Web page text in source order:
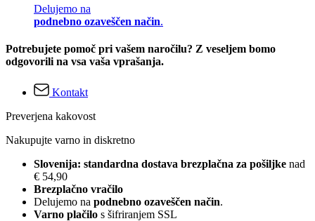
Delujemo na
podnebno ozaveščen način.
Potrebujete pomoč pri vašem naročilu? Z veseljem bomo
odgovorili na vsa vaša vprašanja.
Kontakt
Preverjena kakovost
Nakupujte varno in diskretno
Slovenija: standardna dostava brezplačna za pošiljke nad
€ 54,90
Brezplačno vračilo
Delujemo na podnebno ozaveščen način.
Varno plačilo s šifriranjem SSL